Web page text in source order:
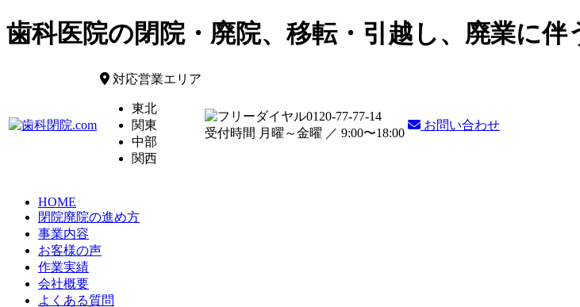
歯科医院の閉院・廃院、移転・引越し、廃業に伴
対応営業エリア
東北
関東
中部
関西
0120-77-77-14
受付時間 月曜～金曜 ／ 9:00〜18:00
お問い合わせ
HOME
閉院廃院の進め方
事業内容
お客様の声
作業実績
会社概要
よくある質問